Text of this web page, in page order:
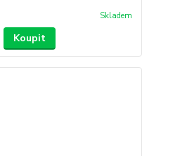
Skladem
Koupit